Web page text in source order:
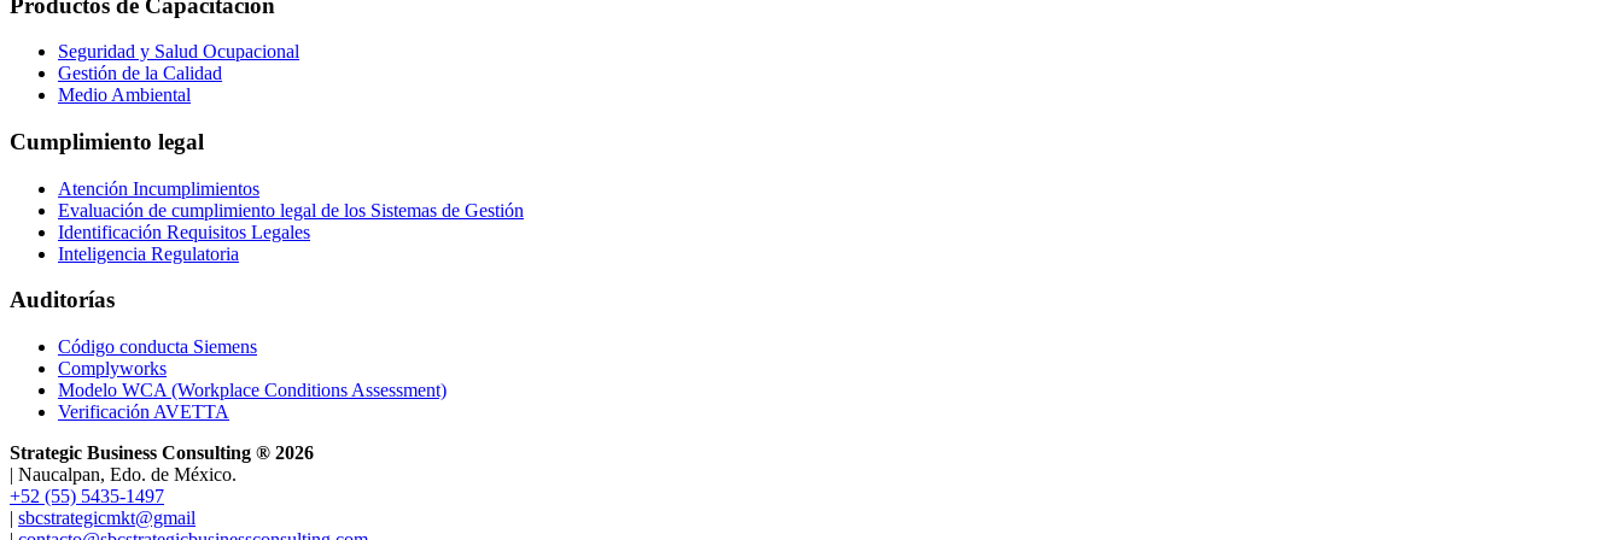
Seguridad y Salud Ocupacional
Gestión de la Calidad
Medio Ambiental
Cumplimiento legal
Atención Incumplimientos
Evaluación de cumplimiento legal de los Sistemas de Gestión
Identificación Requisitos Legales
Inteligencia Regulatoria
Auditorías
Código conducta Siemens
Complyworks
Modelo WCA (Workplace Conditions Assessment)
Verificación AVETTA
Strategic Business Consulting ® 2026
| Naucalpan, Edo. de México.
+52 (55) 5435-1497
| sbcstrategicmkt@gmail